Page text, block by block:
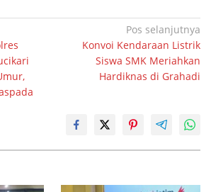
Pos selanjutnya
Konvoi Kendaraan Listrik
Siswa SMK Meriahkan
Hardiknas di Grahadi